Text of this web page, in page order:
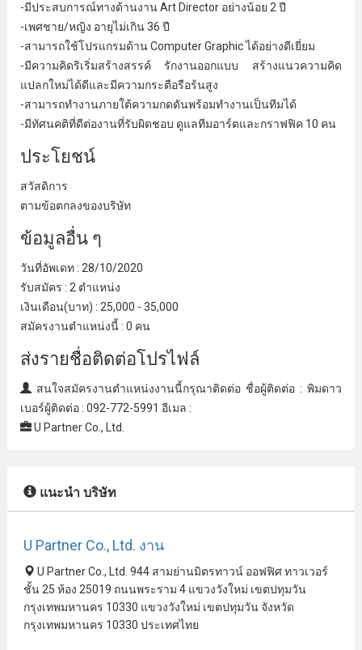
-มีประสบการณ์ทางด้านงาน Art Director อย่างน้อย 2 ปี
-เพศชาย/หญิง อายุไม่เกิน 36 ปี
-สามารถใช้โปรแกรมด้าน Computer Graphic ได้อย่างดีเยี่ยม
-มีความคิดริเริ่มสร้างสรรค์ รักงานออกแบบ สร้างแนวความคิด
แปลกใหม่ได้ดีและมีความกระตือรือร้นสูง
-สามารถทํางานภายใต้ความกดดันพร้อมทํางานเป็นทีมได้
-มีทัศนคติที่ดีต่องานที่รับผิดชอบ ดูแลทีมอาร์ตและกราฟฟิค 10 คน
ประโยชน์
สวัสดิการ
ตามข้อตกลงของบริษัท
ข้อมูลอื่น ๆ
วันที่อัพเดท : 28/10/2020
รับสมัคร : 2 ตําแหน่ง
เงินเดือน(บาท) : 25,000 - 35,000
สมัครงานตําแหน่งนี้ : 0 คน
ส่งรายชื่อติดต่อโปรไฟล์
สนใจสมัครงานตําแหน่งงานนี้กรุณาติดต่อ ชื่อผู้ติดต่อ : พิมดาว
เบอร์ผู้ติดต่อ : 092-772-5991 อีเมล :
U Partner Co., Ltd.
แนะนำ บริษัท
U Partner Co., Ltd. งาน
U Partner Co., Ltd. 944 สามย่านมิตรทาวน์ ออฟฟิศ ทาวเวอร์
ชั้น 25 ห้อง 25019 ถนนพระราม 4 แขวงวังใหม่ เขตปทุมวัน
กรุงเทพมหานคร 10330 แขวงวังใหม่ เขตปทุมวัน จังหวัด
กรุงเทพมหานคร 10330 ประเทศไทย